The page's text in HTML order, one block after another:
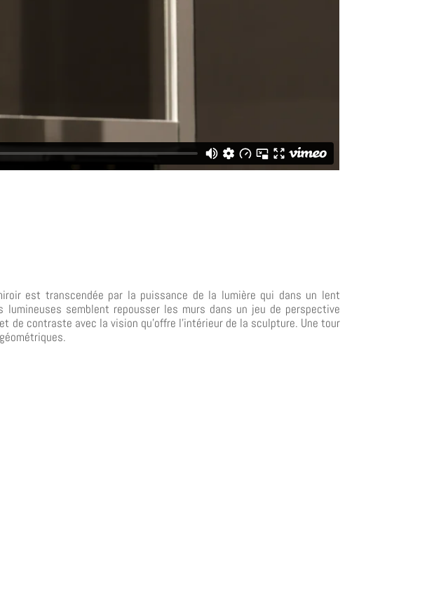
est transcendée par la puissance de la lumière qui dans un lent
lumineuses semblent repousser les murs dans un jeu de perspective
contraste avec la vision qu’offre l’intérieur de la sculpture. Une tour